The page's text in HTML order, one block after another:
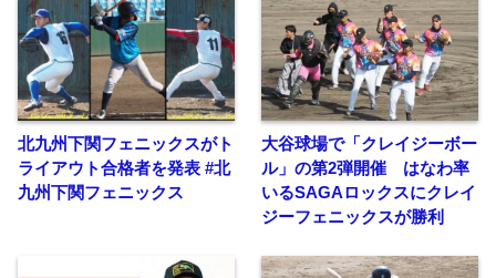
北九州下関フェニックスがト
ライアウト合格者を発表 #北
九州下関フェニックス
大谷球場で「クレイジーボー
ル」の第2弾開催 はなわ率
いるSAGAロックスにクレイ
ジーフェニックスが勝利